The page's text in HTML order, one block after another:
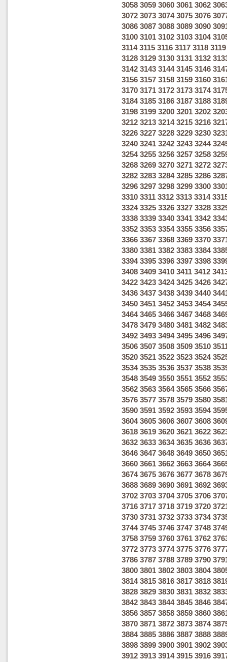
3058 3059 3060 3061 3062
3072 3073 3074 3075 3076
3086 3087 3088 3089 3090
3100 3101 3102 3103 3104
3114 3115 3116 3117 3118 3119
3128 3129 3130 3131 3132
3142 3143 3144 3145 3146
3156 3157 3158 3159 3160
3170 3171 3172 3173 3174
3184 3185 3186 3187 3188
3198 3199 3200 3201 3202
3212 3213 3214 3215 3216
3226 3227 3228 3229 3230
3240 3241 3242 3243 3244
3254 3255 3256 3257 3258
3268 3269 3270 3271 3272
3282 3283 3284 3285 3286
3296 3297 3298 3299 3300
3310 3311 3312 3313 3314
3324 3325 3326 3327 3328
3338 3339 3340 3341 3342
3352 3353 3354 3355 3356
3366 3367 3368 3369 3370
3380 3381 3382 3383 3384
3394 3395 3396 3397 3398
3408 3409 3410 3411 3412
3422 3423 3424 3425 3426
3436 3437 3438 3439 3440
3450 3451 3452 3453 3454
3464 3465 3466 3467 3468
3478 3479 3480 3481 3482
3492 3493 3494 3495 3496
3506 3507 3508 3509 3510
3520 3521 3522 3523 3524
3534 3535 3536 3537 3538
3548 3549 3550 3551 3552
3562 3563 3564 3565 3566
3576 3577 3578 3579 3580
3590 3591 3592 3593 3594
3604 3605 3606 3607 3608
3618 3619 3620 3621 3622
3632 3633 3634 3635 3636
3646 3647 3648 3649 3650
3660 3661 3662 3663 3664
3674 3675 3676 3677 3678
3688 3689 3690 3691 3692
3702 3703 3704 3705 3706
3716 3717 3718 3719 3720
3730 3731 3732 3733 3734
3744 3745 3746 3747 3748
3758 3759 3760 3761 3762
3772 3773 3774 3775 3776
3786 3787 3788 3789 3790
3800 3801 3802 3803 3804
3814 3815 3816 3817 3818
3828 3829 3830 3831 3832
3842 3843 3844 3845 3846
3856 3857 3858 3859 3860
3870 3871 3872 3873 3874
3884 3885 3886 3887 3888
3898 3899 3900 3901 3902
3912 3913 3914 3915 3916